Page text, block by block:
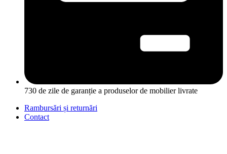
730 de zile de garanție a produselor de mobilier livrate
Rambursări și returnări
Contact